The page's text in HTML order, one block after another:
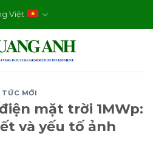
Việt
TỨC MỚI
mặt trời 1MWp:
và yếu tố ảnh